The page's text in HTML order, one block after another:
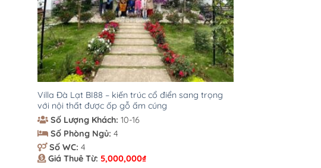
Villa Đà Lạt BI88 – kiến trúc cổ điển sang trọng
với nội thất được ốp gỗ ấm cúng
Số Lượng Khách: 10-16
Số Phòng Ngủ: 4
Số WC: 4
Giá Thuê Từ: 5,000,000₫